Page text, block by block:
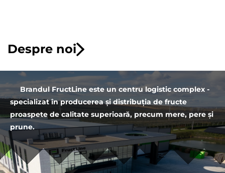
Despre noi
Brandul FructLine este un centru logistic complex -
specializat în producerea și distribuția de fructe
proaspete de calitate superioară, precum mere, pere și
prune.